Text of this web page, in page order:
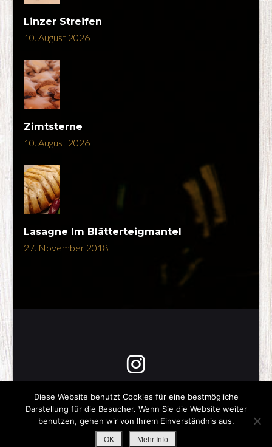
Linzer Streifen
10. August 2026
Zimtsterne
10. August 2026
Lasagne Im Blätterteigmantel
27. November 2018
Copyright © 2026Was gibts zum Essen?-Impressum-
All Rights Reserved
Stay Tasty |Impressum / Datenschutz
Diese Website benutzt Cookies für eine bestmögliche
Darstellung für die Besucher. Wenn Sie die Website weiter
benutzen, gehen wir von Ihrem Einverständnis aus.
OK Mehr Info